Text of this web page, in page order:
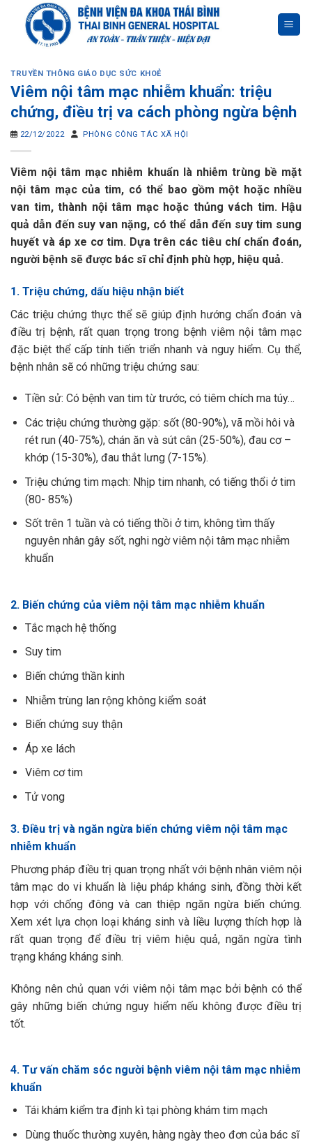
content
TRUYỀN THÔNG GIÁO DỤC SỨC KHOẺ
Viêm nội tâm mạc nhiễm khuẩn: triệu
chứng, điều trị va cách phòng ngừa bệnh
22/12/2022 PHÒNG CÔNG TÁC XÃ HỘI
Viêm nội tâm mạc nhiễm khuẩn là nhiễm trùng bề mặt
nội tâm mạc của tim, có thể bao gồm một hoặc nhiều
van tim, thành nội tâm mạc hoặc thủng vách tim. Hậu
quả dẫn đến suy van nặng, có thể dẫn đến suy tim sung
huyết và áp xe cơ tim. Dựa trên các tiêu chí chẩn đoán,
người bệnh sẽ được bác sĩ chỉ định phù hợp, hiệu quả.
1. Triệu chứng, dấu hiệu nhận biết
Các triệu chứng thực thể sẽ giúp định hướng chẩn đoán và
điều trị bệnh, rất quan trọng trong bệnh viêm nội tâm mạc
đặc biệt thể cấp tính tiến triển nhanh và nguy hiểm. Cụ thể,
bệnh nhân sẽ có những triệu chứng sau:
Tiền sử: Có bệnh van tim từ trước, có tiêm chích ma túy…
Các triệu chứng thường gặp: sốt (80-90%), vã mồi hôi và
rét run (40-75%), chán ăn và sút cân (25-50%), đau cơ –
khớp (15-30%), đau thắt lưng (7-15%).
Triệu chứng tim mạch: Nhịp tim nhanh, có tiếng thổi ở tim
(80- 85%)
Sốt trên 1 tuần và có tiếng thồi ở tim, không tìm thấy
nguyên nhân gây sốt, nghi ngờ viêm nội tâm mạc nhiễm
khuẩn
2. Biến chứng của viêm nội tâm mạc nhiễm khuẩn
Tắc mạch hệ thống
Suy tim
Biến chứng thần kinh
Nhiễm trùng lan rộng không kiểm soát
Biến chứng suy thận
Áp xe lách
Viêm cơ tim
Tử vong
3. Điều trị và ngăn ngừa biến chứng viêm nội tâm mạc
nhiễm khuẩn
Phương pháp điều trị quan trọng nhất với bệnh nhân viêm nội
tâm mạc do vi khuẩn là liệu pháp kháng sinh, đồng thời kết
hợp với chống đông và can thiệp ngăn ngừa biến chứng.
Xem xét lựa chọn loại kháng sinh và liều lượng thích hợp là
rất quan trọng để điều trị viêm hiệu quả, ngăn ngừa tình
trạng kháng kháng sinh.
Không nên chủ quan với viêm nội tâm mạc bởi bệnh có thể
gây những biến chứng nguy hiểm nếu không được điều trị
tốt.
4. Tư vấn chăm sóc người bệnh viêm nội tâm mạc nhiễm
khuẩn
Tái khám kiểm tra định kì tại phòng khám tim mạch
Dùng thuốc thường xuyên, hàng ngày theo đơn của bác sĩ